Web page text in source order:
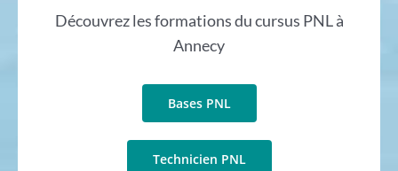
Découvrez les formations du cursus PNL à
Annecy
Bases PNL
Technicien PNL